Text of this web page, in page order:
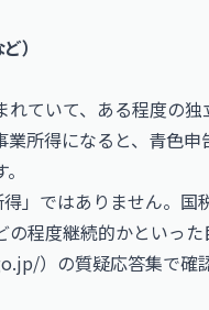
）
ていて、ある程度の
業所得になると、青色
」ではありません。国
程度継続的かといっ
）の質疑応答集で確